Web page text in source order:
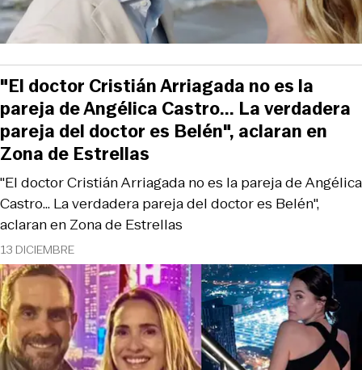
13 DICIEMBRE
"El doctor Cristián Arriagada no es la pareja de Angélica
Castro... La verdadera pareja del doctor es Belén",
aclaran en Zona de Estrellas
"El doctor Cristián Arriagada no es la
pareja de Angélica Castro... La verdadera
pareja del doctor es Belén", aclaran en
Zona de Estrellas